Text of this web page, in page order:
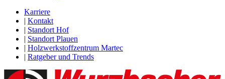
Karriere
| Kontakt
| Standort Hof
| Standort Plauen
| Holzwerkstoffzentrum Martec
| Ratgeber und Trends